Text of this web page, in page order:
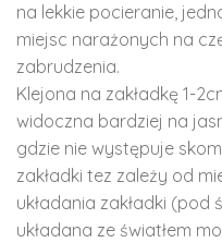
na lekkie pocieranie,
miejsc narażonych na
zabrudzenia.
Klejona na zakładkę 1-
widoczna bardziej na
gdzie nie występuje
zakładki tez zależy od
układania zakładki (pod
układana ze światłem